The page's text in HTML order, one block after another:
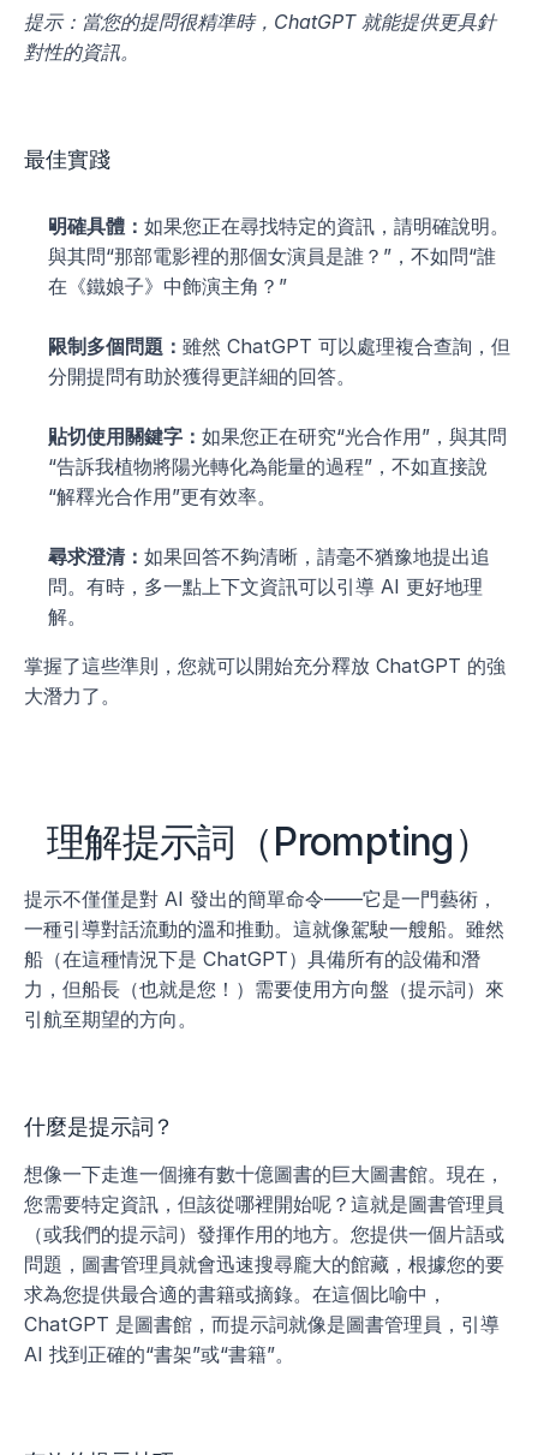
提示：當您的提問很精準時，ChatGPT 就能提供更具針
對性的資訊。
最佳實踐
明確具體： 如果您正在尋找特定的資訊，請明確說明。
與其問“那部電影裡的那個女演員是誰？”，不如問“誰
在《鐵娘子》中飾演主角？”
限制多個問題： 雖然 ChatGPT 可以處理複合查詢，但
分開提問有助於獲得更詳細的回答。
貼切使用關鍵字： 如果您正在研究“光合作用”，與其問
“告訴我植物將陽光轉化為能量的過程”，不如直接說
“解釋光合作用”更有效率。
尋求澄清： 如果回答不夠清晰，請毫不猶豫地提出追
問。有時，多一點上下文資訊可以引導 AI 更好地理
解。
掌握了這些準則，您就可以開始充分釋放 ChatGPT 的強
大潛力了。
理解提示詞（Prompting）
提示不僅僅是對 AI 發出的簡單命令——它是一門藝術，
一種引導對話流動的溫和推動。這就像駕駛一艘船。雖然
船（在這種情況下是 ChatGPT）具備所有的設備和潛
力，但船長（也就是您！）需要使用方向盤（提示詞）來
引航至期望的方向。
什麼是提示詞？
想像一下走進一個擁有數十億圖書的巨大圖書館。現在，
您需要特定資訊，但該從哪裡開始呢？這就是圖書管理員
（或我們的提示詞）發揮作用的地方。您提供一個片語或
問題，圖書管理員就會迅速搜尋龐大的館藏，根據您的要
求為您提供最合適的書籍或摘錄。在這個比喻中，
ChatGPT 是圖書館，而提示詞就像是圖書管理員，引導
AI 找到正確的“書架”或“書籍”。